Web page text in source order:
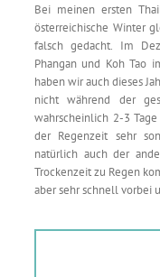
Bei meinen ersten
österreichische Winter
falsch gedacht. Im
Phangan und Koh Tao
haben wir auch dieses
nicht während der
wahrscheinlich 2-3
der Regenzeit sehr
natürlich auch der
Trockenzeit zu Regen
aber sehr schnell vorbei